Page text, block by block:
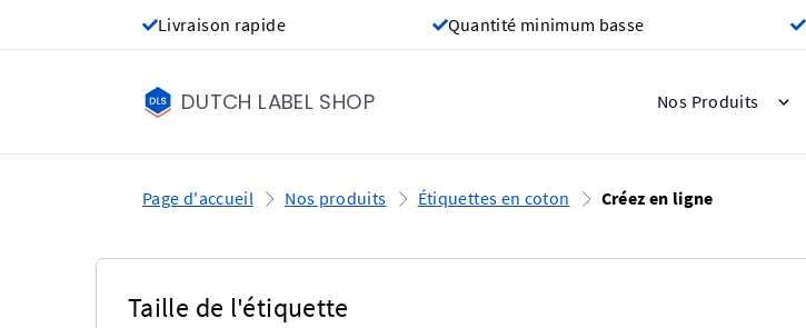
Livraison rapide Quantité minimum basse
DUTCH LABEL SHOP Nos Produits
Page d'accueil Nos produits Étiquettes en coton Créez en ligne
Taille de l'étiquette